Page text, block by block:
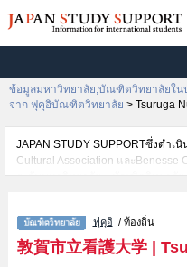
ข้อมูลมหาวิทยาลัย,บัณฑิตวิทยาลัยใน
จาก ฟุคุอิบัณฑิตวิทยาลัย > Tsuruga
JAPAN STUDY SUPPORTซึ่งดำเ
Cultural Association และ
ระดับมหาวิทยาลัย・บัณฑิตวิทยาลั
นักศึกษาต่างชาติเช่น เป็นต้น,ข้อมูล
เข้าศึกษาเช่นจำนวนคนที่รับสมัครห
เป็นต้น,แนะนำสถานที่,การเดินทาง
ฟุคุอิ / ท้องถิ่น
敦賀市立看護大学|